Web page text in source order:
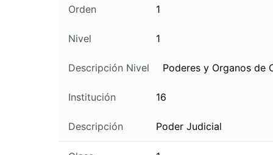
Orden 1
Nivel 1
Descripción Nivel Poderes y Organos de
Institución 16
Descripción Poder Judicial